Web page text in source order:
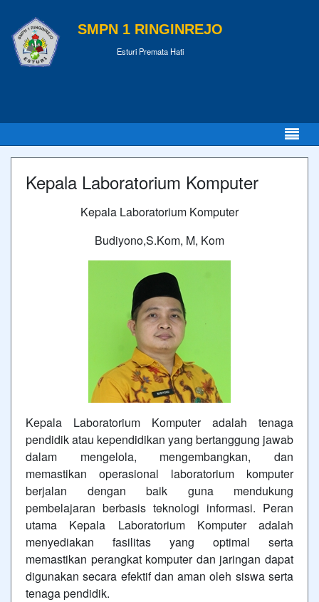
SMPN 1 RINGINREJO
Esturi Premata Hati
Kepala Laboratorium Komputer
Kepala Laboratorium Komputer
Budiyono,S.Kom, M, Kom
Kepala Laboratorium Komputer adalah tenaga
pendidik atau kependidikan yang bertanggung jawab
dalam mengelola, mengembangkan, dan
memastikan operasional laboratorium komputer
berjalan dengan baik guna mendukung
pembelajaran berbasis teknologi informasi. Peran
utama Kepala Laboratorium Komputer adalah
menyediakan fasilitas yang optimal serta
memastikan perangkat komputer dan jaringan dapat
digunakan secara efektif dan aman oleh siswa serta
tenaga pendidik.